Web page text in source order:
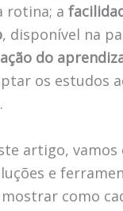
rotina; a
, disponível na
do
os estudos
artigo, vamos
e
como